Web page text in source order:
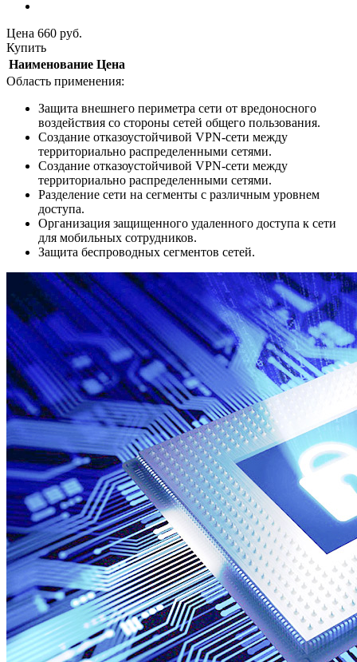
Цена 660 руб.
Купить
Наименование Цена
Область применения:
Защита внешнего периметра сети от вредоносного
воздействия со стороны сетей общего пользования.
Создание отказоустойчивой VPN-сети между
территориально распределенными сетями.
Создание отказоустойчивой VPN-сети между
территориально распределенными сетями.
Разделение сети на сегменты с различным уровнем
доступа.
Организация защищенного удаленного доступа к сети
для мобильных сотрудников.
Защита беспроводных сегментов сетей.